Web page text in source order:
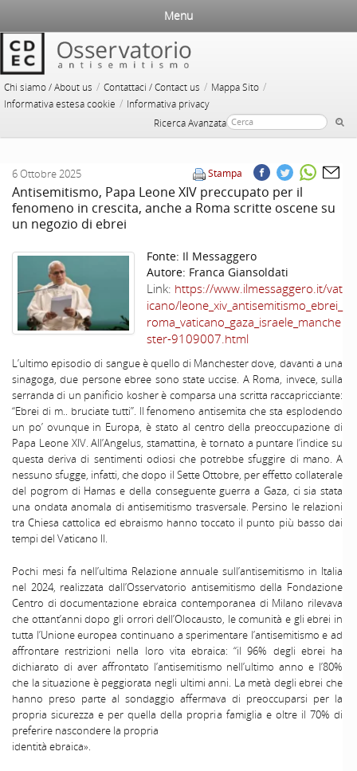
Chi siamo / About us / Contattaci / Contact us / Mappa Sito /
Informativa estesa cookie / Informativa privacy
Ricerca Avanzata
Menu
Stampa
6 Ottobre 2025
Antisemitismo, Papa Leone XIV preccupato per il
fenomeno in crescita, anche a Roma scritte oscene su
un negozio di ebrei
Fonte: Il Messaggero
Autore: Franca Giansoldati
Link: https://www.ilmessaggero.it/vat
icano/leone_xiv_antisemitismo_ebrei_
roma_vaticano_gaza_israele_manche
ster-9109007.html
L’ultimo episodio di sangue è quello di Manchester dove, davanti a una
sinagoga, due persone ebree sono state uccise. A Roma, invece, sulla
serranda di un panificio kosher è comparsa una scritta raccapricciante:
“Ebrei di m.. bruciate tutti”. Il fenomeno antisemita che sta esplodendo
un po’ ovunque in Europa, è stato al centro della preoccupazione di
Papa Leone XIV. All’Angelus, stamattina, è tornato a puntare l’indice su
questa deriva di sentimenti odiosi che potrebbe sfuggire di mano. A
nessuno sfugge, infatti, che dopo il Sette Ottobre, per effetto collaterale
del pogrom di Hamas e della conseguente guerra a Gaza, ci sia stata
una ondata anomala di antisemitismo trasversale. Persino le relazioni
tra Chiesa cattolica ed ebraismo hanno toccato il punto più basso dai
tempi del Vaticano II.
Pochi mesi fa nell’ultima Relazione annuale sull’antisemitismo in Italia
nel 2024, realizzata dall’Osservatorio antisemitismo della Fondazione
Centro di documentazione ebraica contemporanea di Milano rilevava
che ottant’anni dopo gli orrori dell’Olocausto, le comunità e gli ebrei in
tutta l’Unione europea continuano a sperimentare l’antisemitismo e ad
affrontare restrizioni nella loro vita ebraica: “il 96% degli ebrei ha
dichiarato di aver affrontato l’antisemitismo nell’ultimo anno e l’80%
che la situazione è peggiorata negli ultimi anni. La metà degli ebrei che
hanno preso parte al sondaggio affermava di preoccuparsi per la
propria sicurezza e per quella della propria famiglia e oltre il 70% di
preferire nascondere la propria
identità ebraica».